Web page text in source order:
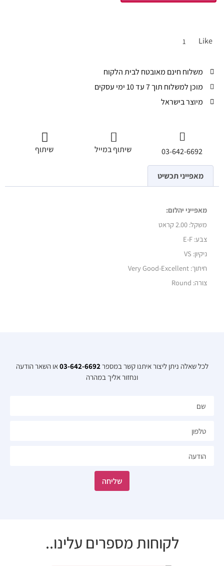
Like
1
משלוח חינם מאובטח לבית הלקוח
מוכן למשלוח תוך 7 עד 10 ימי עסקים
מיוצר בישראל
03-642-6692 שיתוף במייל שיתוף
מאפייני תכשיט
מאפייני יהלום:
משקל: 2.00 קראט
צבע: E-F
ניקיון: VS
חיתוך: Very Good-Excellent
צורה: Round
לכל שאלה ניתן ליצור איתנו קשר במספר03-642-6692או השאר הודעה
ונחזור אליך במהרה​
שליחה
לקוחות מספרים עלינו..